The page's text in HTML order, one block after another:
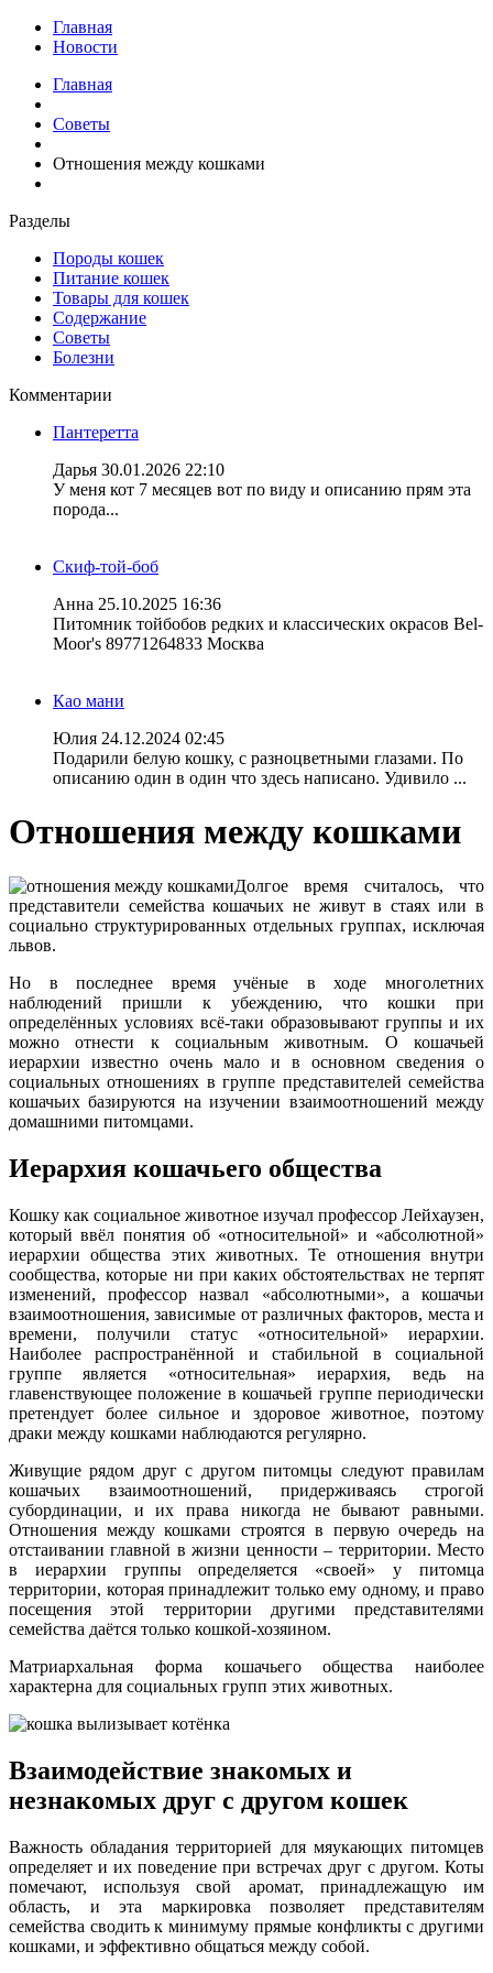
Главная
Новости
Главная
Советы
Отношения между кошками
Разделы
Породы кошек
Питание кошек
Товары для кошек
Содержание
Советы
Болезни
Комментарии
Пантеретта
Дарья 30.01.2026 22:10
У меня кот 7 месяцев вот по виду и описанию прям эта
порода...
Скиф-той-боб
Анна 25.10.2025 16:36
Питомник тойбобов редких и классических окрасов Bel-
Moor's 89771264833 Москва
Као мани
Юлия 24.12.2024 02:45
Подарили белую кошку, с разноцветными глазами. По
описанию один в один что здесь написано. Удивило ...
Отношения между кошками
Долгое время считалось, что
представители семейства кошачьих не живут в стаях или в
социально структурированных отдельных группах, исключая
львов.
Но в последнее время учёные в ходе многолетних
наблюдений пришли к убеждению, что кошки при
определённых условиях всё-таки образовывают группы и их
можно отнести к социальным животным. О кошачьей
иерархии известно очень мало и в основном сведения о
социальных отношениях в группе представителей семейства
кошачьих базируются на изучении взаимоотношений между
домашними питомцами.
Иерархия кошачьего общества
Кошку как социальное животное изучал профессор Лейхаузен,
который ввёл понятия об «относительной» и «абсолютной»
иерархии общества этих животных. Те отношения внутри
сообщества, которые ни при каких обстоятельствах не терпят
изменений, профессор назвал «абсолютными», а кошачьи
взаимоотношения, зависимые от различных факторов, места и
времени, получили статус «относительной» иерархии.
Наиболее распространённой и стабильной в социальной
группе является «относительная» иерархия, ведь на
главенствующее положение в кошачьей группе периодически
претендует более сильное и здоровое животное, поэтому
драки между кошками наблюдаются регулярно.
Живущие рядом друг с другом питомцы следуют правилам
кошачьих взаимоотношений, придерживаясь строгой
субординации, и их права никогда не бывают равными.
Отношения между кошками строятся в первую очередь на
отстаивании главной в жизни ценности – территории. Место
в иерархии группы определяется «своей» у питомца
территории, которая принадлежит только ему одному, и право
посещения этой территории другими представителями
семейства даётся только кошкой-хозяином.
Матриархальная форма кошачьего общества наиболее
характерна для социальных групп этих животных.
Взаимодействие знакомых и
незнакомых друг с другом кошек
Важность обладания территорией для мяукающих питомцев
определяет и их поведение при встречах друг с другом. Коты
помечают, используя свой аромат, принадлежащую им
область, и эта маркировка позволяет представителям
семейства сводить к минимуму прямые конфликты с другими
кошками, и эффективно общаться между собой.